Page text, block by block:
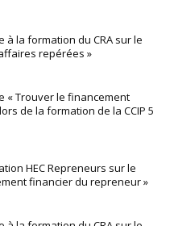
à la formation du CRA sur le
repérées »
« Trouver le financement
de la formation de la CCIP 5
HEC Repreneurs sur le
financier du repreneur »